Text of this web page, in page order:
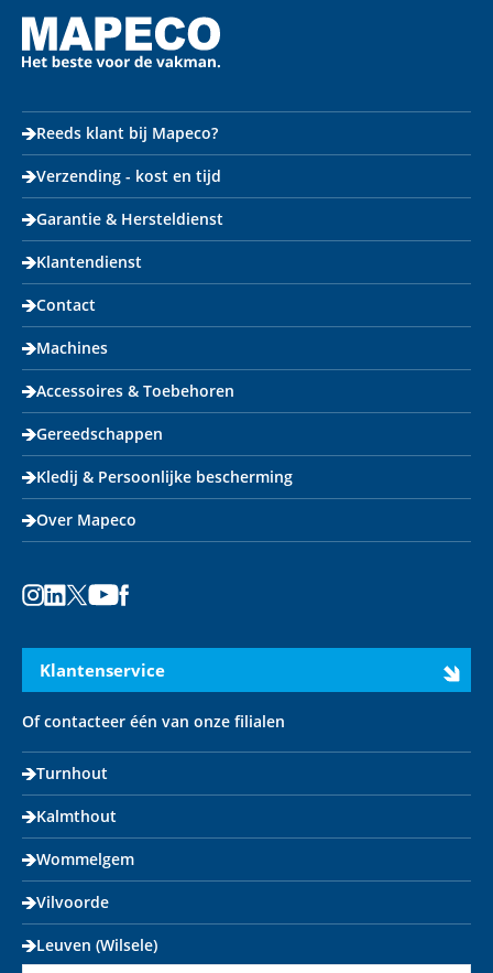
Reeds klant bij Mapeco?
Verzending - kost en tijd
Garantie & Hersteldienst
Klantendienst
Contact
Machines
Accessoires & Toebehoren
Gereedschappen
Kledij & Persoonlijke bescherming
Over Mapeco
Klantenservice
Of contacteer één van onze filialen
Turnhout
Kalmthout
Wommelgem
Vilvoorde
Leuven (Wilsele)